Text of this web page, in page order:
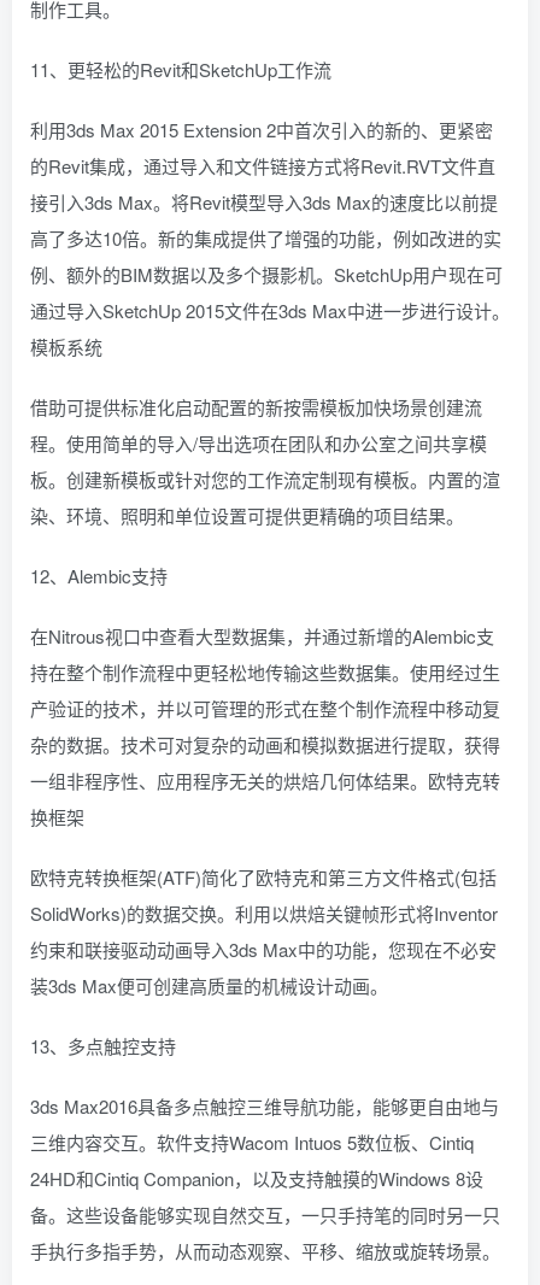
制作工具。
11、更轻松的Revit和SketchUp工作流
利用3ds Max 2015 Extension 2中首次引入的新的、更紧密
的Revit集成，通过导入和文件链接方式将Revit.RVT文件直
接引入3ds Max。将Revit模型导入3ds Max的速度比以前提
高了多达10倍。新的集成提供了增强的功能，例如改进的实
例、额外的BIM数据以及多个摄影机。SketchUp用户现在可
通过导入SketchUp 2015文件在3ds Max中进一步进行设计。
模板系统
借助可提供标准化启动配置的新按需模板加快场景创建流
程。使用简单的导入/导出选项在团队和办公室之间共享模
板。创建新模板或针对您的工作流定制现有模板。内置的渲
染、环境、照明和单位设置可提供更精确的项目结果。
12、Alembic支持
在Nitrous视口中查看大型数据集，并通过新增的Alembic支
持在整个制作流程中更轻松地传输这些数据集。使用经过生
产验证的技术，并以可管理的形式在整个制作流程中移动复
杂的数据。技术可对复杂的动画和模拟数据进行提取，获得
一组非程序性、应用程序无关的烘焙几何体结果。欧特克转
换框架
欧特克转换框架(ATF)简化了欧特克和第三方文件格式(包括
SolidWorks)的数据交换。利用以烘焙关键帧形式将Inventor
约束和联接驱动动画导入3ds Max中的功能，您现在不必安
装3ds Max便可创建高质量的机械设计动画。
13、多点触控支持
3ds Max2016具备多点触控三维导航功能，能够更自由地与
三维内容交互。软件支持Wacom Intuos 5数位板、Cintiq
24HD和Cintiq Companion，以及支持触摸的Windows 8设
备。这些设备能够实现自然交互，一只手持笔的同时另一只
手执行多指手势，从而动态观察、平移、缩放或旋转场景。